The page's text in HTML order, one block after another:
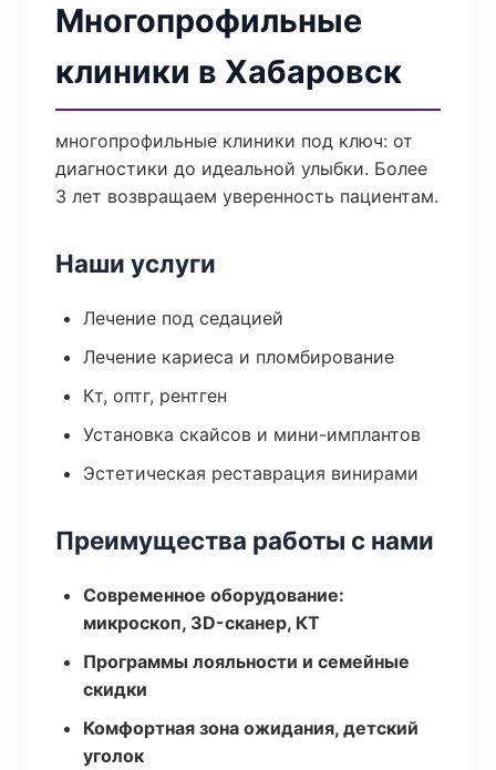
Многопрофильные
клиники в Хабаровск
многопрофильные клиники под ключ: от
диагностики до идеальной улыбки. Более
3 лет возвращаем уверенность пациентам.
Наши услуги
Лечение под седацией
Лечение кариеса и пломбирование
Кт, оптг, рентген
Установка скайсов и мини-имплантов
Эстетическая реставрация винирами
Преимущества работы с нами
Современное оборудование:
микроскоп, 3D-сканер, КТ
Программы лояльности и семейные
скидки
Комфортная зона ожидания, детский
уголок